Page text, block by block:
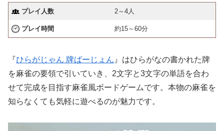
プレイ人数 2～4人
プレイ時間 約15～60分
『ひらがじゃん 牌ばーじょん 』はひらがなの書かれた牌
を麻雀の要領で引いていき、2文字と3文字の単語を合わ
せて完成を目指す麻雀風ボードゲームです。本物の麻雀を
知らなくても気軽に遊べるのが魅力です。